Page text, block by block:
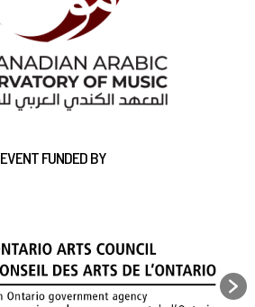
EVENT FUNDED BY